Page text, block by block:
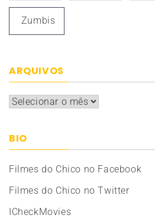
Zumbis
ARQUIVOS
Arquivos
BIO
Filmes do Chico no Facebook
Filmes do Chico no Twitter
ICheckMovies